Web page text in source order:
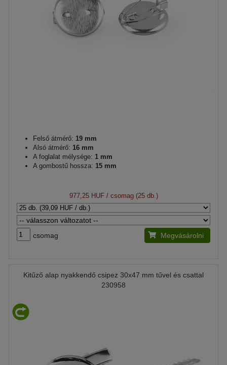
Felső átmérő: 19 mm
Alsó átmérő: 16 mm
A foglalat mélysége: 1 mm
A gombostű hossza: 15 mm
977,25 HUF/ csomag (25 db.)
csomag Megvásárolni
Kitűző alap nyakkendő csipez 30x47 mm tűvel és csattal
230958